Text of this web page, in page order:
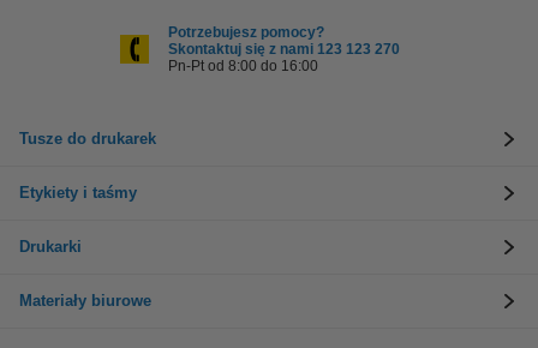
Potrzebujesz pomocy?
Skontaktuj się z nami 123 123 270
Pn-Pt od 8:00 do 16:00
Tusze do drukarek
Etykiety i taśmy
Drukarki
Materiały biurowe